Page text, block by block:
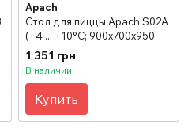
Apach
Стол для пиццы Apach S02А
(+4 ... +10°C; 900х700х950
мм)
1 351 грн
В наличии
Купить